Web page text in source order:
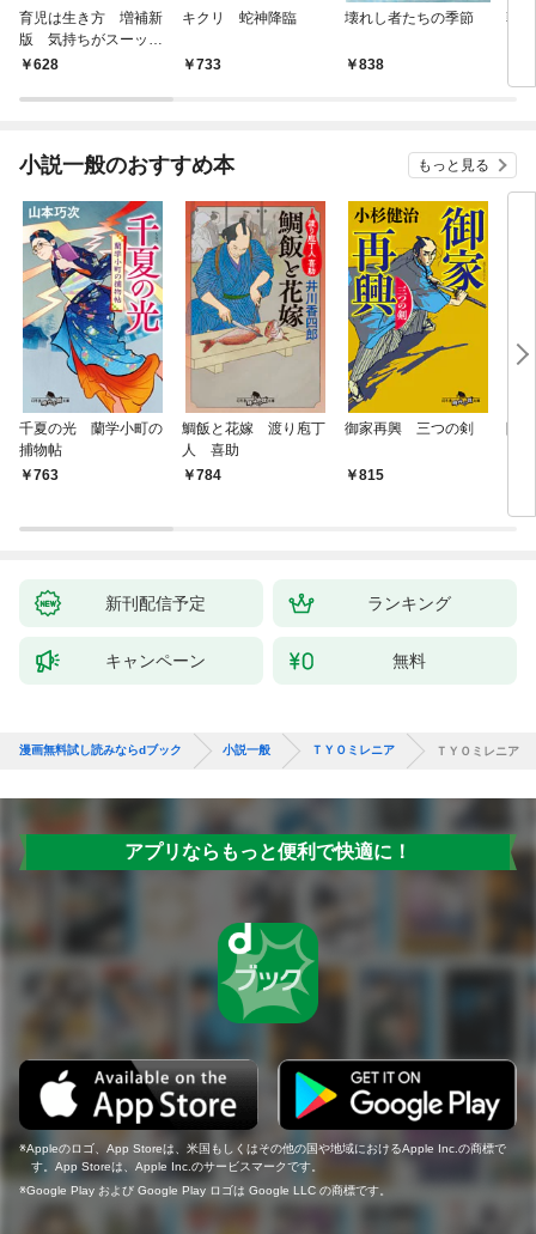
育児は生き方 増補新
版 気持ちがスーッと
楽になる母乳育児入門
628
キクリ 蛇神降臨
733
壊れし者たちの季節
838
朝
小説一般のおすすめ本 もっと見る
千夏の光 蘭学小町の
捕物帖
763
鯛飯と花嫁 渡り庖丁
人 喜助
784
御家再興 三つの剣
815
降
新刊配信予定 ランキング
キャンペーン 無料
漫画無料試し読みならdブック 小説一般 ＴＹＯミレニア ＴＹＯミレニア
アプリならもっと便利で快適に！
Appleのロゴ、App Storeは、米国もしくはその他の国や地域におけるApple Inc.の商標で
す。App Storeは、Apple Inc.のサービスマークです。
Google Play および Google Play ロゴは Google LLC の商標です。